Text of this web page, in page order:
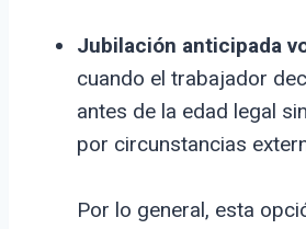
Jubilación anticipada
cuando el trabajador
antes de la edad legal
por circunstancias
Por lo general, esta